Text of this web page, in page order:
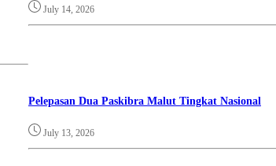
July 14, 2026
Pelepasan Dua Paskibra Malut Tingkat Nasional
July 13, 2026